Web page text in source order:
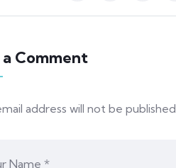
Comment
address will not be published.